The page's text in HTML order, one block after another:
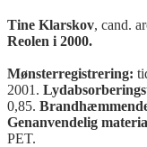
Tine Klarskov, cand.
Reolen i 2000.
Mønsterregistrering:
2001.
0,85.
Genanvendelig
PET.